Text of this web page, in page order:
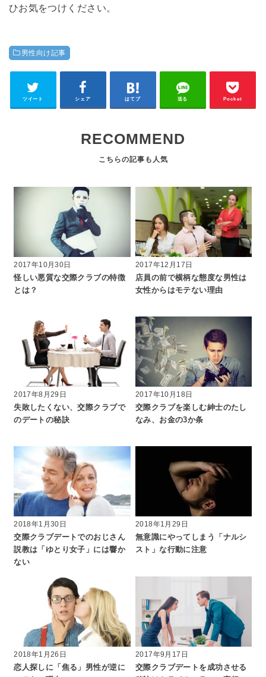
ひお気をつけください。
男性向け記事
ツイート シェア はてブ 送る Pocket
RECOMMEND
2017年10月30日
怪しい悪質な交際クラブの特徴
とは？
2017年12月17日
店員の前で横柄な態度な男性は
女性からはモテない理由
2017年8月29日
失敗したくない、交際クラブで
のデートの秘訣
2017年10月18日
交際クラブを楽しむ紳士のたし
なみ、お金の3か条
2018年1月30日
交際クラブデートでのおじさん
説教は「ゆとり女子」には響か
ない
2018年1月29日
無意識にやってしまう「ナルシ
スト」な行動に注意
2018年1月26日
恋人探しに「焦る」男性が逆に
2017年9月17日
交際クラブデートを成功させる